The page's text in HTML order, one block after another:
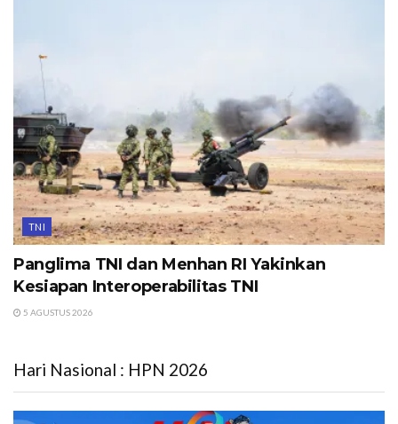
TNI
Panglima TNI dan Menhan RI Yakinkan
Kesiapan Interoperabilitas TNI
5 AGUSTUS 2026
Hari Nasional : HPN 2026